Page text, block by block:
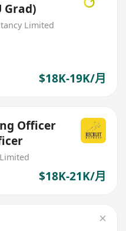
Grad)
Limited
$18K-19K/月
Officer
$18K-21K/月